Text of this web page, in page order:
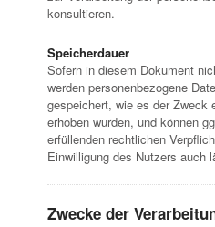
konsultieren.
Speicherdauer
Sofern in diesem Dokument
werden personenbezogene
gespeichert, wie es der Zweck
erhoben wurden, und können
erfüllenden rechtlichen
Einwilligung des Nutzers auch
Zwecke der